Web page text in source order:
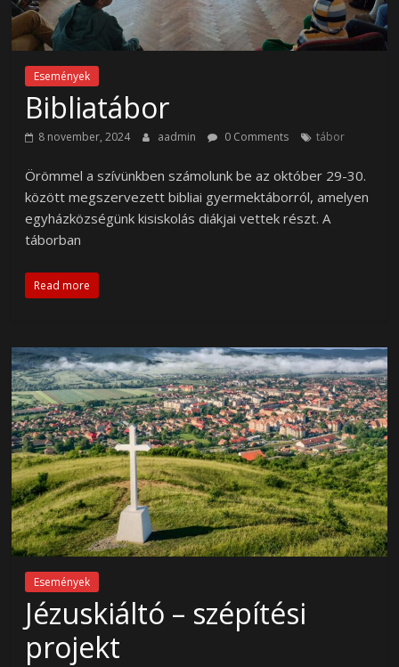
Események
Bibliatábor
8 november, 2024 aadmin 0 Comments tábor
Örömmel a szívünkben számolunk be az október 29-30.
között megszervezett bibliai gyermektáborról, amelyen
egyházközségünk kisiskolás diákjai vettek részt. A
táborban
Read more
Események
Jézuskiáltó – szépítési
projekt